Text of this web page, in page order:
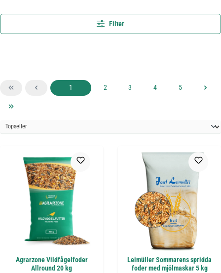
Filter
Sida
1 Sida
2 Sida
3 Sida
4 Sida
5
Agrarzone Vildfågelfoder
Allround 20 kg
Leimüller Sommarens spridda
foder med mjölmaskar 5 kg